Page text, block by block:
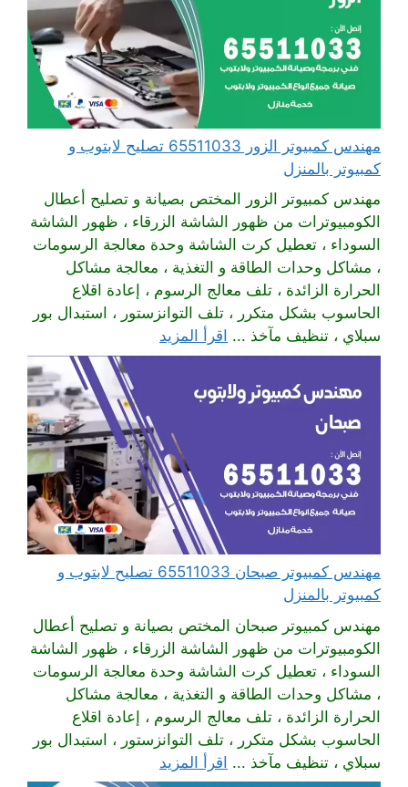
مهندس كمبيوتر الزور 65511033 تصليح لابتوب و
كمبيوتر بالمنزل
مهندس كمبيوتر الزور المختص بصيانة و تصليح أعطال
الكومبيوترات من ظهور الشاشة الزرقاء ، ظهور الشاشة
السوداء ، تعطيل كرت الشاشة وحدة معالجة الرسومات
، مشاكل وحدات الطاقة و التغذية ، معالجة مشاكل
الحرارة الزائدة ، تلف معالج الرسوم ، إعادة اقلاع
الحاسوب بشكل متكرر ، تلف التوانزستور ، استبدال بور
سبلاي ، تنظيف مآخذ ... اقرأ المزيد
مهندس كمبيوتر صبحان 65511033 تصليح لابتوب و
كمبيوتر بالمنزل
مهندس كمبيوتر صبحان المختص بصيانة و تصليح أعطال
الكومبيوترات من ظهور الشاشة الزرقاء ، ظهور الشاشة
السوداء ، تعطيل كرت الشاشة وحدة معالجة الرسومات
، مشاكل وحدات الطاقة و التغذية ، معالجة مشاكل
الحرارة الزائدة ، تلف معالج الرسوم ، إعادة اقلاع
الحاسوب بشكل متكرر ، تلف التوانزستور ، استبدال بور
سبلاي ، تنظيف مآخذ ... اقرأ المزيد